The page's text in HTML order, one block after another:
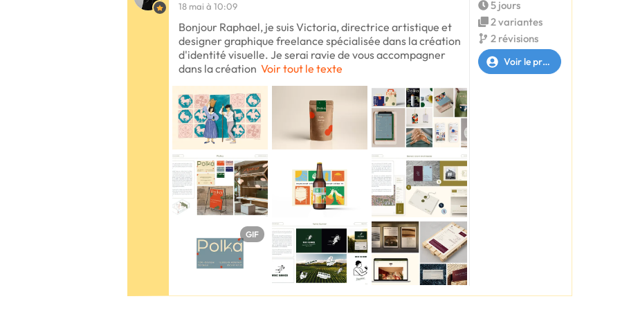
18 mai à 10:09
Bonjour Raphael, je suis Victoria, directrice artistique et
designer graphique freelance spécialisée dans la création
d'identité visuelle. Je serai ravie de vous accompagner
dans la création Voir tout le texte
GIF
5 jours
2 variantes
2 révisions
Voir le profil